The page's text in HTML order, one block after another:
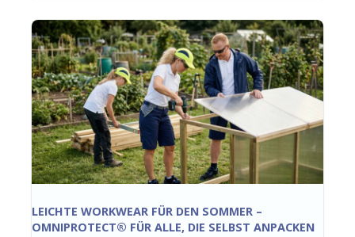
LEICHTE WORKWEAR FÜR DEN SOMMER –
OMNIPROTECT® FÜR ALLE, DIE SELBST ANPACKEN